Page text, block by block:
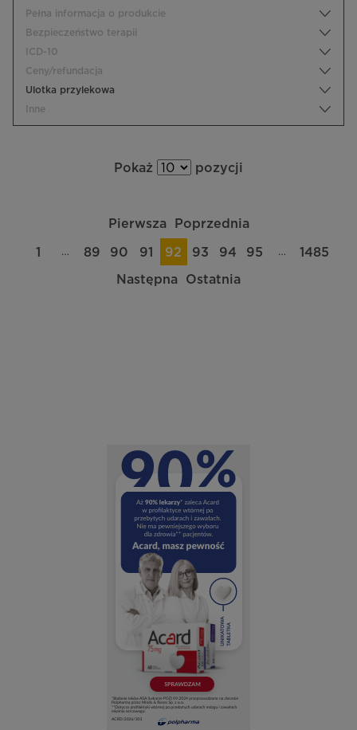
Pełna informacja o produkcie
Bezpieczeństwo terapii
ICD-10
Ceny/refundacja
Ulotka przylekowa
Inne
Pokaż pozycji
Pierwsza Poprzednia
1 … 89 90 91 92 93 94 95 … 1485
Następna Ostatnia